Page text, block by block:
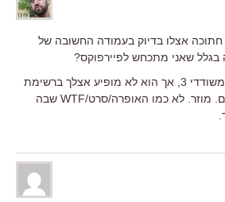
אצלו בדיוק בעמודה החשובה של
שאני מתכחש לפיירפוקס?
ויאיר- ניכר שסבלת רבות משודדי 3, אך הוא לא מופיע אצלך ברשימת
הסרטים שיש לוותר עליהם. מוזר. לא כמו האופרה/סרט/WTF שבה